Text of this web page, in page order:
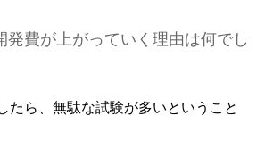
発費が上がっていく理由は何でし
たら、無駄な試験が多いということ